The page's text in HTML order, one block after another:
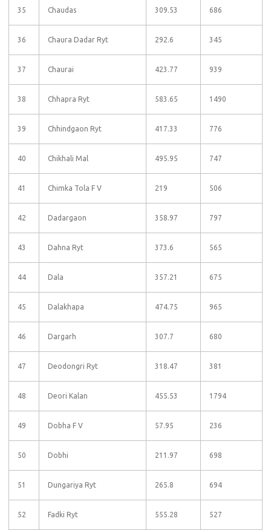
35 Chaudas 309.53 686
36 Chaura Dadar Ryt 292.6 345
37 Chaurai 423.77 939
38 Chhapra Ryt 583.65 1490
39 Chhindgaon Ryt 417.33 776
40 Chikhali Mal 495.95 747
41 Chimka Tola F V 219 506
42 Dadargaon 358.97 797
43 Dahna Ryt 373.6 565
44 Dala 357.21 675
45 Dalakhapa 474.75 965
46 Dargarh 307.7 680
47 Deodongri Ryt 318.47 381
48 Deori Kalan 455.53 1794
49 Dobha F V 57.95 236
50 Dobhi 211.97 698
51 Dungariya Ryt 265.8 694
52 Fadki Ryt 555.28 527